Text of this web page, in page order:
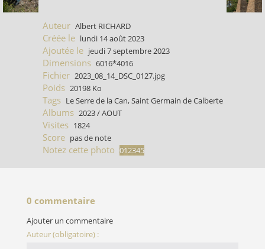
Auteur Albert RICHARD
Créée le lundi 14 août 2023
Ajoutée le jeudi 7 septembre 2023
Dimensions 6016*4016
Fichier 2023_08_14_DSC_0127.jpg
Poids 20198 Ko
Tags Le Serre de la Can,Saint Germain de Calberte
Albums 2023/AOUT
Visites 1824
Score pas de note
Notez cette photo
0 commentaire
Ajouter un commentaire
Auteur (obligatoire) :